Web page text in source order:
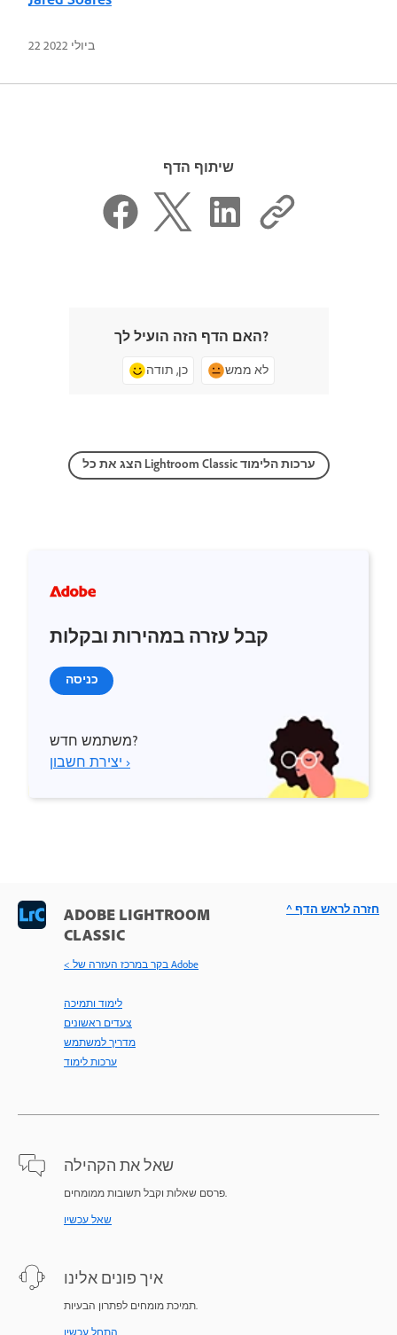
22 ביולי 2022
שיתוף הדף
האם הדף הזה הועיל לך?
כן, תודה לא ממש
הצג את כל Lightroom Classic ערכות הלימוד
קבל עזרה במהירות ובקלות
כניסה
משתמש חדש?
יצירת חשבון ›
ADOBE LIGHTROOM
CLASSIC
< בקר במרכז העזרה של Adobe
לימוד ותמיכה
צעדים ראשונים
מדריך למשתמש
ערכות לימוד
שאל את הקהילה
פרסם שאלות וקבל תשובות ממומחים.
שאל עכשיו
איך פונים אלינו
תמיכת מומחים לפתרון הבעיות.
התחל עכשיו
^ חזרה לראש הדף